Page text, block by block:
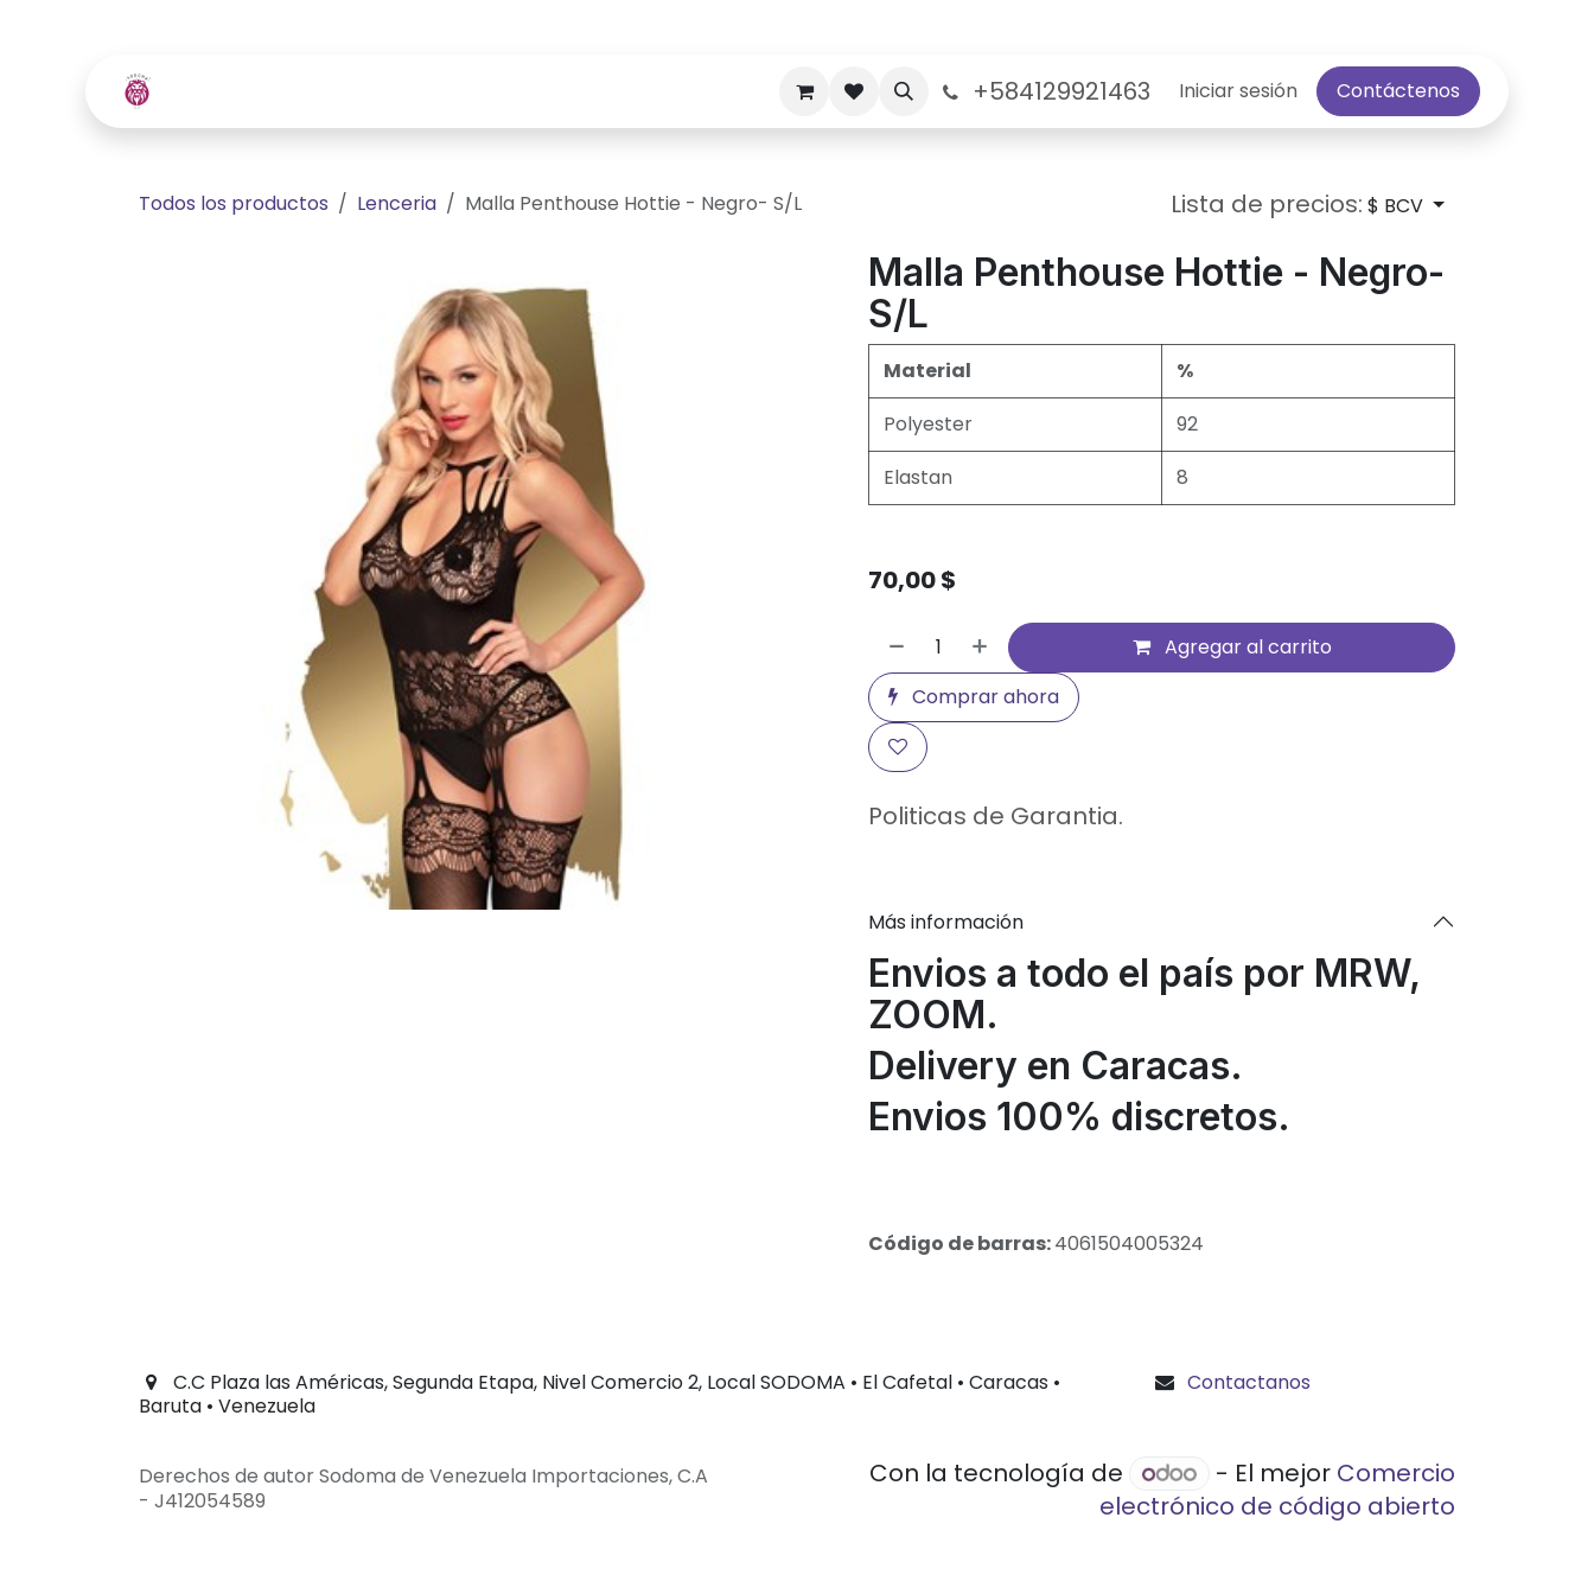
Politicas de Garantia Sobre nosotros+584129921463 Iniciar sesión Contáctenos
Todos los productos Lenceria Malla Penthouse Hottie - Negro- S/L Lista de precios: $ BCV
Malla Penthouse Hottie - Negro-
S/L
Material
%
Polyester
92
Elastan
8
70,00$
Agregar al carrito
Comprar ahora
Politicas de Garantia.
Más información
Envios a todo el país por MRW,
ZOOM.
Delivery en Caracas.
Envios 100% discretos.
Código de barras:4061504005324
C.C Plaza las Américas, Segunda Etapa, Nivel Comercio 2, Local SODOMA • El Cafetal • Caracas •
Baruta • Venezuela
Contactanos
Derechos de autor Sodoma de Venezuela Importaciones, C.A
- J412054589
Con la tecnología de - El mejor Comercio
electrónico de código abierto